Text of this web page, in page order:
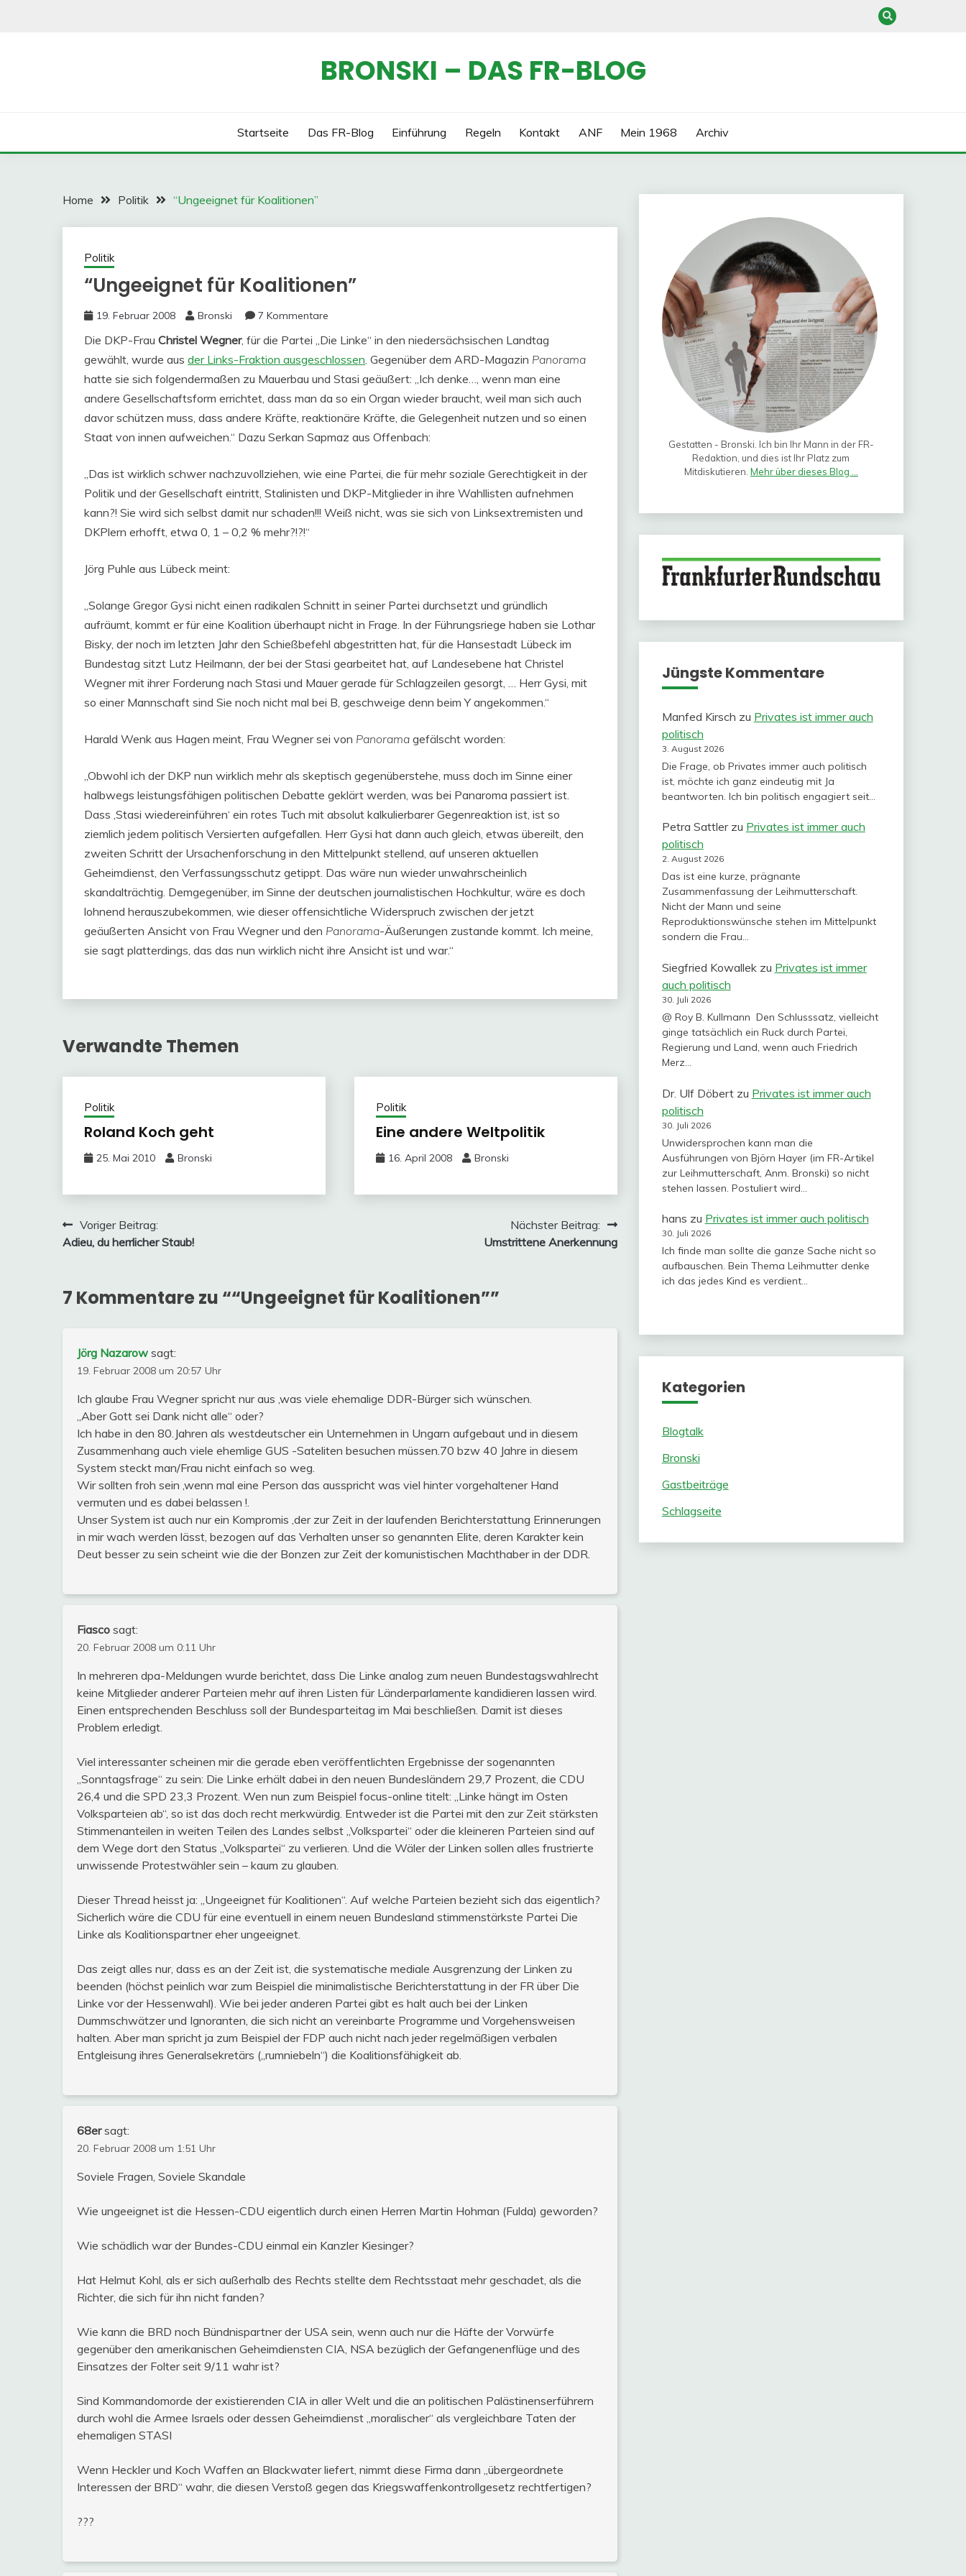
BRONSKI – DAS FR-BLOG
Startseite Das FR-Blog Einführung Regeln Kontakt ANF Mein 1968 Archiv
Home Politik “Ungeeignet für Koalitionen”
Politik
“Ungeeignet für Koalitionen”
19. Februar 2008 Bronski 7 Kommentare
Die DKP-Frau Christel Wegner, für die Partei „Die Linke“ in den niedersächsischen Landtag
gewählt, wurde aus der Links-Fraktion ausgeschlossen. Gegenüber dem ARD-Magazin Panorama
hatte sie sich folgendermaßen zu Mauerbau und Stasi geäußert: „Ich denke…, wenn man eine
andere Gesellschaftsform errichtet, dass man da so ein Organ wieder braucht, weil man sich auch
davor schützen muss, dass andere Kräfte, reaktionäre Kräfte, die Gelegenheit nutzen und so einen
Staat von innen aufweichen.“ Dazu Serkan Sapmaz aus Offenbach:
„Das ist wirklich schwer nachzuvollziehen, wie eine Partei, die für mehr soziale Gerechtigkeit in der
Politik und der Gesellschaft eintritt, Stalinisten und DKP-Mitglieder in ihre Wahllisten aufnehmen
kann?! Sie wird sich selbst damit nur schaden!!! Weiß nicht, was sie sich von Linksextremisten und
DKPlern erhofft, etwa 0, 1 – 0,2 % mehr?!?!“
Jörg Puhle aus Lübeck meint:
„Solange Gregor Gysi nicht einen radikalen Schnitt in seiner Partei durchsetzt und gründlich
aufräumt, kommt er für eine Koalition überhaupt nicht in Frage. In der Führungsriege haben sie Lothar
Bisky, der noch im letzten Jahr den Schießbefehl abgestritten hat, für die Hansestadt Lübeck im
Bundestag sitzt Lutz Heilmann, der bei der Stasi gearbeitet hat, auf Landesebene hat Christel
Wegner mit ihrer Forderung nach Stasi und Mauer gerade für Schlagzeilen gesorgt, … Herr Gysi, mit
so einer Mannschaft sind Sie noch nicht mal bei B, geschweige denn beim Y angekommen.“
Harald Wenk aus Hagen meint, Frau Wegner sei von Panorama gefälscht worden:
„Obwohl ich der DKP nun wirklich mehr als skeptisch gegenüberstehe, muss doch im Sinne einer
halbwegs leistungsfähigen politischen Debatte geklärt werden, was bei Panaroma passiert ist.
Dass ‚Stasi wiedereinführen‘ ein rotes Tuch mit absolut kalkulierbarer Gegenreaktion ist, ist so
ziemlich jedem politisch Versierten aufgefallen. Herr Gysi hat dann auch gleich, etwas übereilt, den
zweiten Schritt der Ursachenforschung in den Mittelpunkt stellend, auf unseren aktuellen
Geheimdienst, den Verfassungsschutz getippt. Das wäre nun wieder unwahrscheinlich
skandalträchtig. Demgegenüber, im Sinne der deutschen journalistischen Hochkultur, wäre es doch
lohnend herauszubekommen, wie dieser offensichtliche Widerspruch zwischen der jetzt
geäußerten Ansicht von Frau Wegner und den Panorama-Äußerungen zustande kommt. Ich meine,
sie sagt platterdings, das das nun wirklich nicht ihre Ansicht ist und war.“
Verwandte Themen
Politik
Roland Koch geht
25. Mai 2010 Bronski
Politik
Eine andere Weltpolitik
16. April 2008 Bronski
Beitragsnavigation
Voriger Beitrag:
Adieu, du herrlicher Staub!
Nächster Beitrag:
Umstrittene Anerkennung
7 Kommentare zu ““Ungeeignet für Koalitionen””
Jörg Nazarow sagt:
19. Februar 2008 um 20:57 Uhr
Ich glaube Frau Wegner spricht nur aus ,was viele ehemalige DDR-Bürger sich wünschen.
„Aber Gott sei Dank nicht alle“ oder?
Ich habe in den 80.Jahren als westdeutscher ein Unternehmen in Ungarn aufgebaut und in diesem
Zusammenhang auch viele ehemlige GUS -Sateliten besuchen müssen.70 bzw 40 Jahre in diesem
System steckt man/Frau nicht einfach so weg.
Wir sollten froh sein ,wenn mal eine Person das ausspricht was viel hinter vorgehaltener Hand
vermuten und es dabei belassen !.
Unser System ist auch nur ein Kompromis ,der zur Zeit in der laufenden Berichterstattung Erinnerungen
in mir wach werden lässt, bezogen auf das Verhalten unser so genannten Elite, deren Karakter kein
Deut besser zu sein scheint wie die der Bonzen zur Zeit der komunistischen Machthaber in der DDR.
Fiasco sagt:
20. Februar 2008 um 0:11 Uhr
In mehreren dpa-Meldungen wurde berichtet, dass Die Linke analog zum neuen Bundestagswahlrecht
keine Mitglieder anderer Parteien mehr auf ihren Listen für Länderparlamente kandidieren lassen wird.
Einen entsprechenden Beschluss soll der Bundesparteitag im Mai beschließen. Damit ist dieses
Problem erledigt.
Viel interessanter scheinen mir die gerade eben veröffentlichten Ergebnisse der sogenannten
„Sonntagsfrage“ zu sein: Die Linke erhält dabei in den neuen Bundesländern 29,7 Prozent, die CDU
26,4 und die SPD 23,3 Prozent. Wen nun zum Beispiel focus-online titelt: „Linke hängt im Osten
Volksparteien ab“, so ist das doch recht merkwürdig. Entweder ist die Partei mit den zur Zeit stärksten
Stimmenanteilen in weiten Teilen des Landes selbst „Volkspartei“ oder die kleineren Parteien sind auf
dem Wege dort den Status „Volkspartei“ zu verlieren. Und die Wäler der Linken sollen alles frustrierte
unwissende Protestwähler sein – kaum zu glauben.
Dieser Thread heisst ja: „Ungeeignet für Koalitionen“. Auf welche Parteien bezieht sich das eigentlich?
Sicherlich wäre die CDU für eine eventuell in einem neuen Bundesland stimmenstärkste Partei Die
Linke als Koalitionspartner eher ungeeignet.
Das zeigt alles nur, dass es an der Zeit ist, die systematische mediale Ausgrenzung der Linken zu
beenden (höchst peinlich war zum Beispiel die minimalistische Berichterstattung in der FR über Die
Linke vor der Hessenwahl). Wie bei jeder anderen Partei gibt es halt auch bei der Linken
Dummschwätzer und Ignoranten, die sich nicht an vereinbarte Programme und Vorgehensweisen
halten. Aber man spricht ja zum Beispiel der FDP auch nicht nach jeder regelmäßigen verbalen
Entgleisung ihres Generalsekretärs („rumniebeln“) die Koalitionsfähigkeit ab.
68er sagt:
20. Februar 2008 um 1:51 Uhr
Soviele Fragen, Soviele Skandale
Wie ungeeignet ist die Hessen-CDU eigentlich durch einen Herren Martin Hohman (Fulda) geworden?
Wie schädlich war der Bundes-CDU einmal ein Kanzler Kiesinger?
Hat Helmut Kohl, als er sich außerhalb des Rechts stellte dem Rechtsstaat mehr geschadet, als die
Richter, die sich für ihn nicht fanden?
Wie kann die BRD noch Bündnispartner der USA sein, wenn auch nur die Häfte der Vorwürfe
gegenüber den amerikanischen Geheimdiensten CIA, NSA bezüglich der Gefangenenflüge und des
Einsatzes der Folter seit 9/11 wahr ist?
Sind Kommandomorde der existierenden CIA in aller Welt und die an politischen Palästinenserführern
durch wohl die Armee Israels oder dessen Geheimdienst „moralischer“ als vergleichbare Taten der
ehemaligen STASI
Wenn Heckler und Koch Waffen an Blackwater liefert, nimmt diese Firma dann „übergeordnete
Interessen der BRD“ wahr, die diesen Verstoß gegen das Kriegswaffenkontrollgesetz rechtfertigen?
???
Gestatten - Bronski. Ich bin Ihr Mann in der FR-
Redaktion, und dies ist Ihr Platz zum
Mitdiskutieren. Mehr über dieses Blog ...
Jüngste Kommentare
Manfed Kirsch zu Privates ist immer auch
politisch
3. August 2026
Die Frage, ob Privates immer auch politisch
ist, möchte ich ganz eindeutig mit Ja
beantworten. Ich bin politisch engagiert seit…
Petra Sattlerzu Privates ist immer auch
politisch
2. August 2026
Das ist eine kurze, prägnante
Zusammenfassung der Leihmutterschaft.
Nicht der Mann und seine
Reproduktionswünsche stehen im Mittelpunkt
sondern die Frau…
Siegfried Kowallekzu Privates ist immer
auch politisch
30. Juli 2026
@ Roy B. Kullmann Den Schlusssatz, vielleicht
ginge tatsächlich ein Ruck durch Partei,
Regierung und Land, wenn auch Friedrich
Merz…
Dr. Ulf Döbertzu Privates ist immer auch
politisch
30. Juli 2026
Unwidersprochen kann man die
Ausführungen von Björn Hayer (im FR-Artikel
zur Leihmutterschaft, Anm. Bronski) so nicht
stehen lassen. Postuliert wird…
hans zu Privates ist immer auch politisch
30. Juli 2026
Ich finde man sollte die ganze Sache nicht so
aufbauschen. Bein Thema Leihmutter denke
ich das jedes Kind es verdient…
Kategorien
Blogtalk
Bronski
Gastbeiträge
Schlagseite